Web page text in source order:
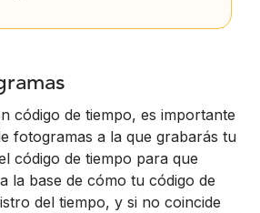
código de tiempo, es importante
fotogramas a la que grabarás tu
código de tiempo para que
la base de cómo tu código de
del tiempo, y si no coincide